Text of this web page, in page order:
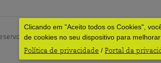
Clicando em "Aceito todos os Cookies",
de cookies no seu dispositivo para
Política de privacidade / Portal da
© 2024 – HNSD pordvlopes